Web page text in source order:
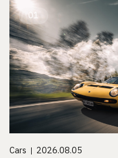
01
Cars 2026.08.05